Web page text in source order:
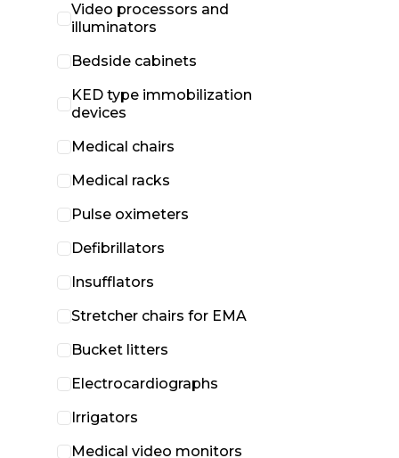
Video processors and
illuminators
Bedside cabinets
KED type immobilization
devices
Medical chairs
Medical racks
Pulse oximeters
Defibrillators
Insufflators
Stretcher chairs for EMA
Bucket litters
Electrocardiographs
Irrigators
Medical video monitors